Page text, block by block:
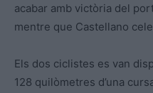
acabar amb victòria del
mentre que Castellano
Els dos ciclistes es van
128 quilòmetres d’una